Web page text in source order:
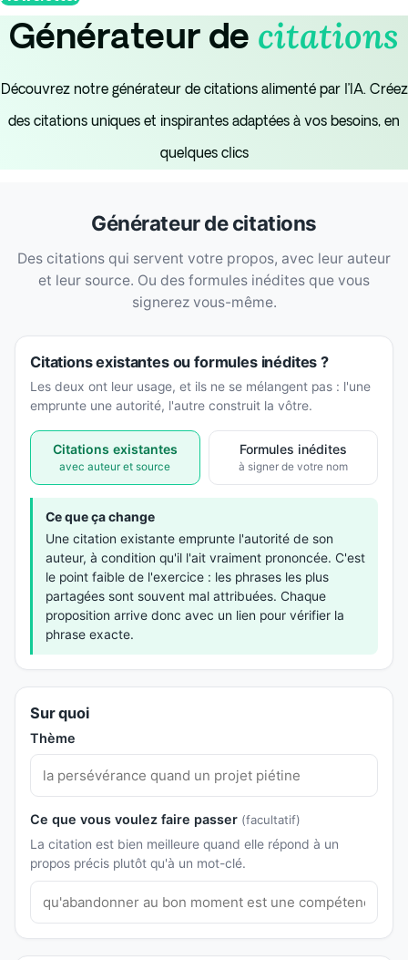
Générateur de citations
Découvrez notre générateur de citations alimenté par l’IA. Créez
des citations uniques et inspirantes adaptées à vos besoins, en
quelques clics